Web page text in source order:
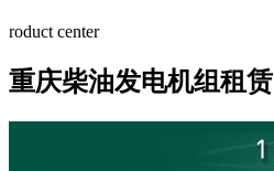
roduct center
重庆柴油发电机组租赁